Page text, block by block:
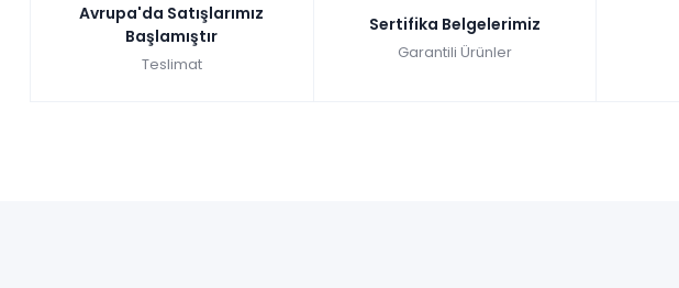
Avrupa'da Satışlarımız
Başlamıştır
Teslimat
Sertifika Belgelerimiz
Garantili Ürünler